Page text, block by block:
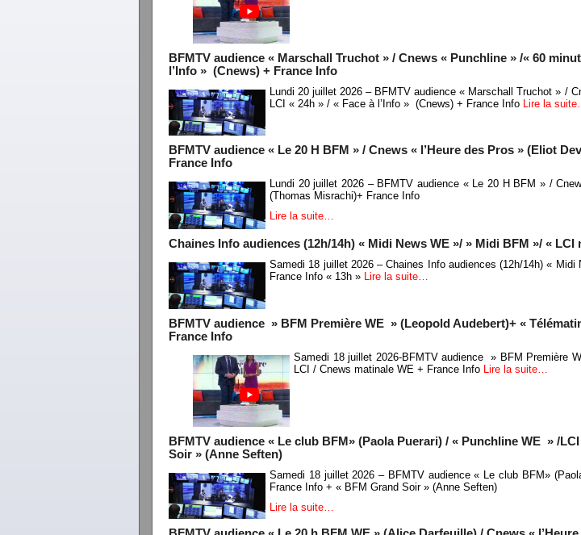
BFMTV audience « Marschall Truchot » / Cnews « Punchline » /« 60
l’Info » (Cnews) + France Info
Lundi 20 juillet 2026 – BFMTV audience « Marschall Truchot » /
LCI « 24h » / « Face à l’Info » (Cnews) + France Info Lire la
BFMTV audience « Le 20 H BFM » / Cnews « l’Heure des Pros » (Eliot
France Info
Lundi 20 juillet 2026 – BFMTV audience « Le 20 H BFM » /
(Thomas Misrachi)+ France Info
Lire la suite…
Chaines Info audiences (12h/14h) « Midi News WE »/ » Midi BFM »/ « LCI
Samedi 18 juillet 2026 – Chaines Info audiences (12h/14h) «
France Info « 13h » Lire la suite…
BFMTV audience » BFM Première WE » (Leopold Audebert)+ «
France Info
Samedi 18 juillet 2026-BFMTV audience » BFM Première
LCI / Cnews matinale WE + France Info Lire la suite…
BFMTV audience « Le club BFM» (Paola Puerari) / « Punchline WE » /
Soir » (Anne Seften)
Samedi 18 juillet 2026 – BFMTV audience « Le club BFM»
France Info + « BFM Grand Soir » (Anne Seften)
Lire la suite…